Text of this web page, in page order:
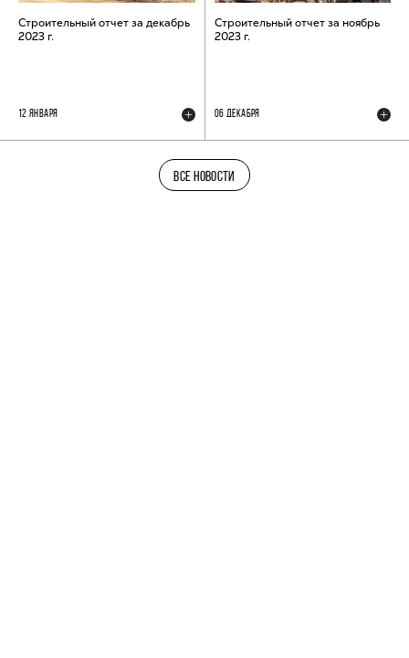
Строительный отчет за декабрь
2023 г.
12 ЯНВАРЯ
Строительный отчет за ноябрь
2023 г.
06 ДЕКАБРЯ
ВСЕ НОВОСТИ